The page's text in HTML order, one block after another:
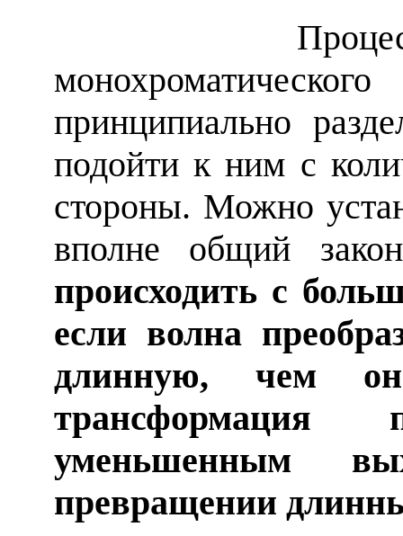
Процессы
принципиально
подойти к ним с
стороны. Можно
вполне общий
происходить с
если волна
длинную, чем
трансформация
уменьшенным
превращении